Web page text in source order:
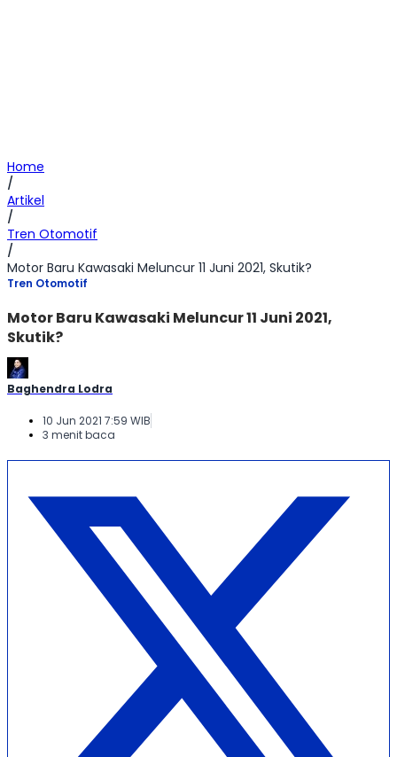
Home
/
Artikel
/
Tren Otomotif
/
Motor Baru Kawasaki Meluncur 11 Juni 2021, Skutik?
Tren Otomotif
Motor Baru Kawasaki Meluncur 11 Juni 2021,
Skutik?
Baghendra Lodra
10 Jun 2021 7:59 WIB
3 menit baca